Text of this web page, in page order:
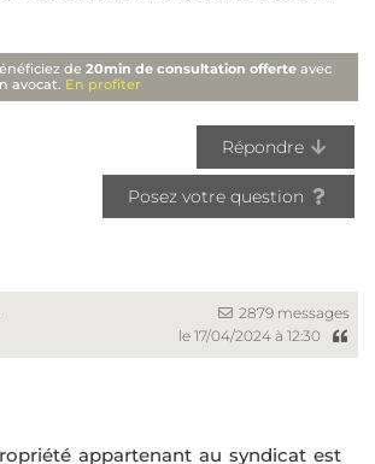
de20min de consultation offerte avec
avocat. En profiter
Répondre
Posez votre question
2879 messages
le 17/04/2024 à 12:30
appartenant au syndicat est